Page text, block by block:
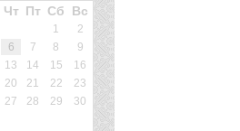
Чт Пт Сб Вс
1
2
6 7 8
9
13 14 15
16
20 21 22
23
27 28 29
30